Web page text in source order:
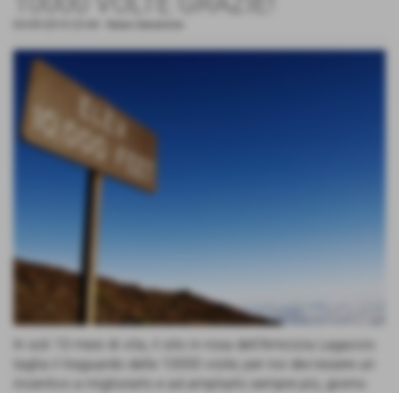
In soli 10 mesi di vita, il sito in rosa dell'Amicizia Lagaccio
taglia il traguardo delle 10000 visite; per noi dev'essere un
incentivo a migliorarlo e ad ampliarlo sempre più, giorno